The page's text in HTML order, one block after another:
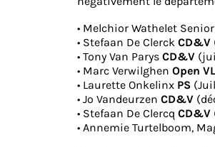
• Melchior Wathelet Senior
• Stefaan De Clerck CD&V
• Tony Van Parys CD&V
• Marc Verwilghen Open
• Laurette Onkelinx PS
• Jo Vandeurzen CD&V
• Stefaan De Clercq CD&V
• Annemie Turtelboom,